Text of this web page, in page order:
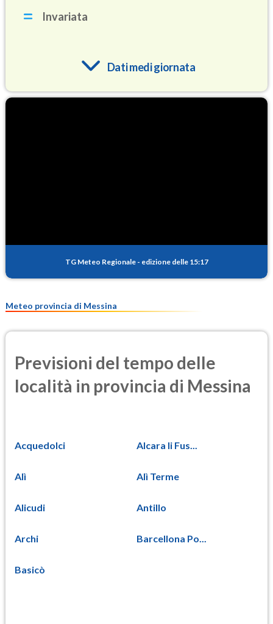
Invariata
Dati medi giornata
PM25
TG Meteo Regionale - edizione delle 15:17
Meteo provincia di Messina
Previsioni del tempo delle
località in provincia di Messina
Acquedolci Alcara li Fus...
Alì Alì Terme
Alicudi Antillo
Archi Barcellona Po...
Basicò